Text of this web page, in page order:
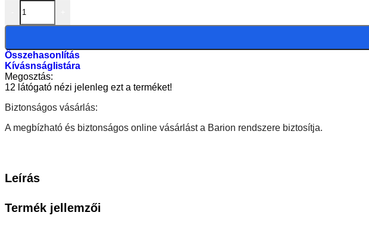
Összehasonlítás
Kívásnságlistára
Megosztás:
12 látógató nézi jelenleg ezt a terméket!
Biztonságos vásárlás:
A megbízható és biztonságos online vásárlást a Barion rendszere biztosítja.
Leírás
Termék jellemzői